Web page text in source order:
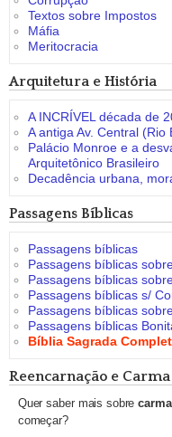
Textos sobre Impostos
Máfia
Meritocracia
Arquitetura e História
A INCRÍVEL década de
A antiga Av. Central
Palácio Monroe e a
Arquitetônico Brasileiro
Decadência urbana,
Passagens Bíblicas
Passagens bíblicas
Passagens bíblicas
Passagens bíblicas
Passagens bíblicas s/
Passagens bíblicas
Passagens bíblicas
Bíblia Sagrada
Reencarnação e Carma
Quer saber mais sobre
começar?